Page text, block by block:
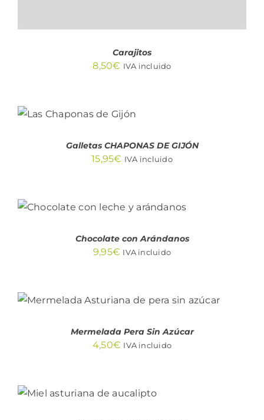
Carajitos
8,50€ IVA incluido
CARRITO
/
Galletas CHAPONAS DE GIJÓN
15,95€ IVA incluido
AÑADIR AL CARRITO
/
Chocolate con Arándanos
9,95€ IVA incluido
AÑADIR AL CARRITO
/
Mermelada Pera Sin Azúcar
4,50€ IVA incluido
/